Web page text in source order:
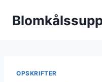
OPSKRIFTER